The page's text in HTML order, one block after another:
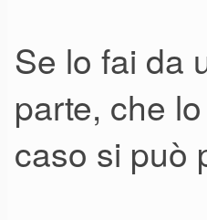
quello che mi
Se lo fai da
parte, che
caso si può